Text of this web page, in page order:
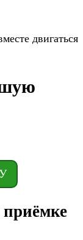
двигаться
приёмке